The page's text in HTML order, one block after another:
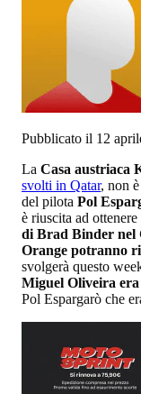
Pubblicato il 12
La Casa austriaca
svolti in Qatar, non
del pilota Pol
è riuscita ad
di Brad Binder nel
Orange potranno
svolgerà questo
Miguel Oliveira
Pol Espargarò che